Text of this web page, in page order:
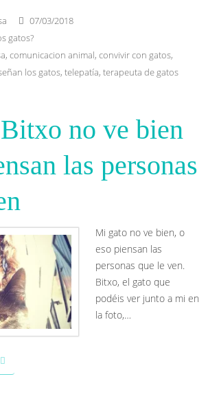
07/03/2018
gatos?
, comunicacion animal, convivir con gatos,
los gatos, telepatía, terapeuta de gatos
no ve bien
las personas
Mi gato no ve bien, o
eso piensan las
personas que le ven.
Bitxo, el gato que
podéis ver junto a mi en
la foto,…